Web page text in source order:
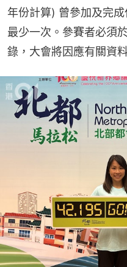
年份計算) 曾參加及完
最少一次。參賽者必須
錄，大會將因應有關資